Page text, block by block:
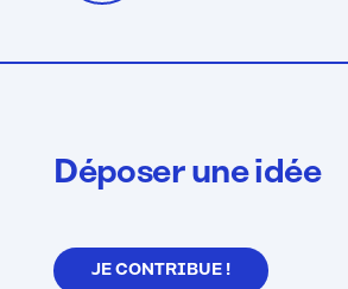
Déposer une idée
JE CONTRIBUE !